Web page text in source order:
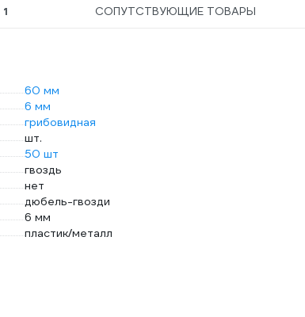
1 СОПУТСТВУЮЩИЕ ТОВАРЫ
60 мм
6 мм
грибовидная
шт.
50 шт
гвоздь
нет
дюбель-гвозди
6 мм
пластик/металл